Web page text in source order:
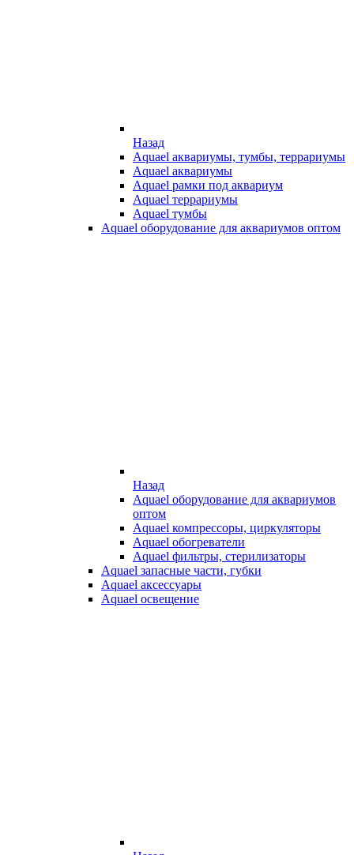
Назад
Aquael аквариумы, тумбы, террариумы
Aquael аквариумы
Aquael рамки под аквариум
Aquael террариумы
Aquael тумбы
Aquael оборудование для аквариумов оптом
Назад
Aquael оборудование для аквариумов
оптом
Aquael компрессоры, циркуляторы
Aquael обогреватели
Aquael фильтры, стерилизаторы
Aquael запасные части, губки
Aquael аксессуары
Aquael освещение